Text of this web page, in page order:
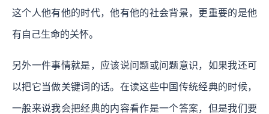
这个人他有他的时代，他有他的社会背景，更重要的是他
有自己生命的关怀。
另外一件事情就是，应该说问题或问题意识，如果我还可
以把它当做关键词的话。在读这些中国传统经典的时候，
一般来说我会把经典的内容看作是一个答案，但是我们要